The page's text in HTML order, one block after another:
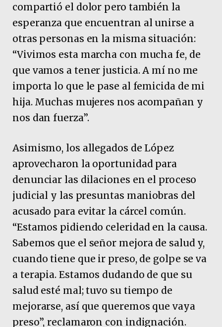
compartió el dolor pero también la
esperanza que encuentran al unirse a
otras personas en la misma situación:
“Vivimos esta marcha con mucha fe, de
que vamos a tener justicia. A mí no me
importa lo que le pase al femicida de mi
hija. Muchas mujeres nos acompañan y
nos dan fuerza”.
Asimismo, los allegados de López
aprovecharon la oportunidad para
denunciar las dilaciones en el proceso
judicial y las presuntas maniobras del
acusado para evitar la cárcel común.
“Estamos pidiendo celeridad en la causa.
Sabemos que el señor mejora de salud y,
cuando tiene que ir preso, de golpe se va
a terapia. Estamos dudando de que su
salud esté mal; tuvo su tiempo de
mejorarse, así que queremos que vaya
preso”, reclamaron con indignación.